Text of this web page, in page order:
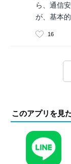
ら、通信
が、基本
16
このアプリを見